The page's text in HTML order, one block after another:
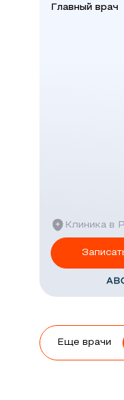
Главный врач
Клиника в
Еще врачи